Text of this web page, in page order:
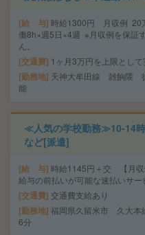
給 与 時給1300円 月収例 20
働8h×週5日×4週 ※月収例を保証
ん。
交通費 1ヶ月3万円を上限として
勤務地 天神大牟田線 雑餉隈
能
≪人気の学校勤務≫10-14
など[派遣]
給 与 時給1145円＋交 【月
給与の前払いが可能な速払いサー
交通費 交通費支給あり
勤務地 福岡県久留米市 久大本
6分